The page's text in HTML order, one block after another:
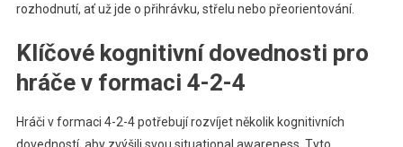
rozhodnutí, ať už jde o přihrávku, střelu nebo přeorientování.
Klíčové kognitivní dovednosti pro
hráče v formaci 4-2-4
Hráči v formaci 4-2-4 potřebují rozvíjet několik kognitivních